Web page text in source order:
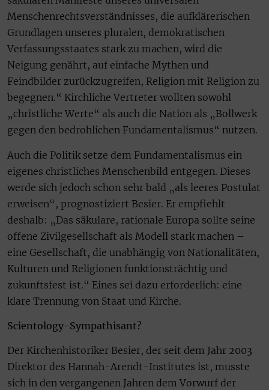
Menschenrechtsverständnisses, die aufklärerischen
Grundlagen unseres pluralen, demokratischen
Verfassungsstaates stark zu machen, wird die
Neigung genährt, auf einfache Mythen und
Feindbilder zurückzugreifen, Religion mit Religion zu
begegnen.“ Kirchliche Vertreter wollten sowohl
„christliche Werte“ als auch die Nation als „Bollwerk
gegen den bedrohlichen Fundamentalismus“ nutzen.
Auch die Politik setze dem Fundamentalismus ein
eigenes christliches Menschenbild entgegen. Dieses
werde sich jedoch schon sehr bald „als leeres Postulat
erweisen“, prognostiziert Besier. Er empfiehlt
deshalb: „Das säkulare, rationale Europa sollte seine
offene Zivilgesellschaft als Modell stark machen –
eine Gesellschaft, die unabhängig von Nationalitäten,
Kulturen und Religionen funktionsträchtig und
zukunftsfest ist.“ Eines sei dazu erforderlich: eine
klare Trennung von Staat und Kirche.
Scientology-Sympathisant?
Der Kirchenhistoriker Besier, der seit dem Jahr 2003
Direktor des Hannah-Arendt-Institutes ist, musste
sich in den vergangenen Jahren dem Vorwurf der